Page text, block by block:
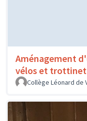
Aménagement
vélos et
Collège Léonard de